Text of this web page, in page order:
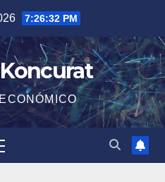
7:26:33 PM